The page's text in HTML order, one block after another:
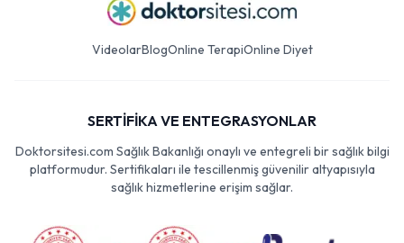
VideolarBlogOnline TerapiOnline Diyet
SERTİFİKA VE ENTEGRASYONLAR
Doktorsitesi.com Sağlık Bakanlığı onaylı ve entegreli bir sağlık bilgi
platformudur. Sertifikaları ile tescillenmiş güvenilir altyapısıyla
sağlık hizmetlerine erişim sağlar.